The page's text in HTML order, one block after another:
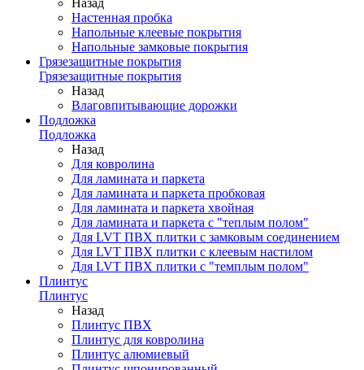
Назад
Настенная пробка
Напольные клеевые покрытия
Напольные замковые покрытия
Грязезащитные покрытия
Грязезащитные покрытия
Назад
Влаговпитывающие дорожки
Подложка
Подложка
Назад
Для ковролина
Для ламината и паркета
Для ламината и паркета пробковая
Для ламината и паркета хвойная
Для ламината и паркета с "теплым полом"
Для LVT ПВХ плитки с замковым соединением
Для LVT ПВХ плитки с клеевым настилом
Для LVT ПВХ плитки с "темплым полом"
Плинтус
Плинтус
Назад
Плинтус ПВХ
Плинтус для ковролина
Плинтус алюмиевый